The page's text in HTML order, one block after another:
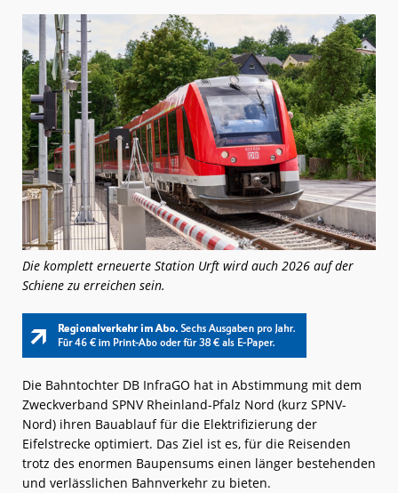
Die komplett erneuerte Station Urft wird auch 2026 auf der
Schiene zu erreichen sein.
Die Bahntochter DB InfraGO hat in Abstimmung mit dem
Zweckverband SPNV Rheinland-Pfalz Nord (kurz SPNV-
Nord) ihren Bauablauf für die Elektrifizierung der
Eifelstrecke optimiert. Das Ziel ist es, für die Reisenden
trotz des enormen Baupensums einen länger bestehenden
und verlässlichen Bahnverkehr zu bieten.